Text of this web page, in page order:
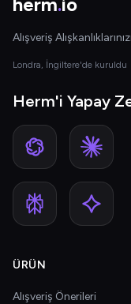
Alışveriş
Londra, İngiltere'de kuruldu
Herm'i Yapay
ÜRÜN
Alışveriş Önerileri